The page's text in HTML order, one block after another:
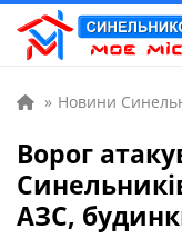
» Новини
Ворог
АЗС,